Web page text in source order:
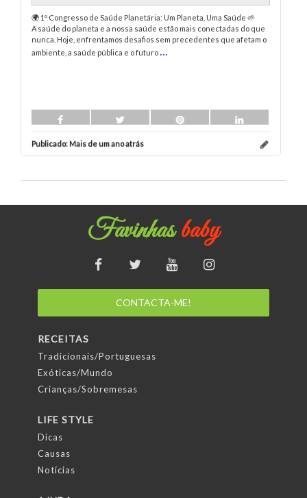
🌍 1º Congresso de Saúde Planetária: Um Planeta, Uma Saúde 🌱
A saúde do planeta e a nossa saúde estão mais conectadas do que
nunca. Hoje, enfrentamos desafios sem precedentes que afetam o
ambiente, a saúde pública e o futuro ...
Publicado: Mais de um ano atrás
Favinhasbaby
CONTACTA-ME!
RECEITAS
Tradicionais/Portuguesas
Exóticas/Mundo
Crianças/Sobremesas
LIFE STYLE
Dicas
Causas
Notícias